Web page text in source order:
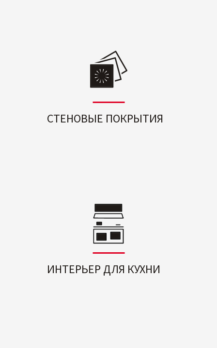
СТЕНОВЫЕ ПОКРЫТИЯ
ИНТЕРЬЕР ДЛЯ КУХНИ